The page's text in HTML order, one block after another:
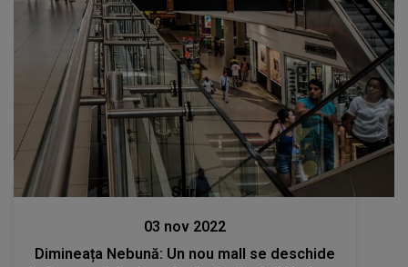
Stiri
03 nov 2022
Dimineața Nebună: Un nou mall se deschide